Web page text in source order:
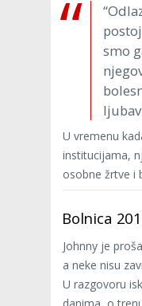
smo
U vremenu
institucijama,
osobne žrtve i
Bolnica
Johnny je
a neke nisu
U razgovoru